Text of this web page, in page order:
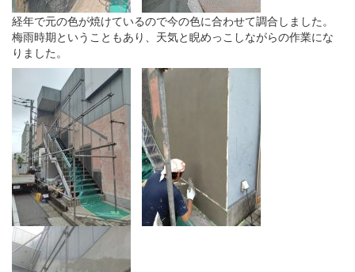
経年で元の色が焼けているので今の色に合わせて調合しました。
梅雨時期ということもあり、天気と睨めっこしながらの作業にな
りました。